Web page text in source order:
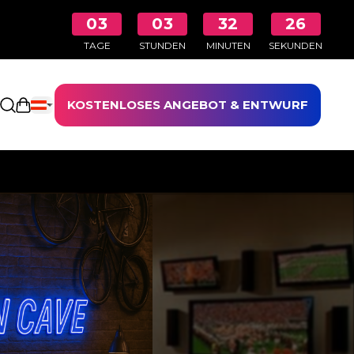
03
TAGE
03
STUNDEN
32
MINUTEN
26
SEKUNDEN
Einkaufswagen öffnen
KOSTENLOSES ANGEBOT & ENTWURF